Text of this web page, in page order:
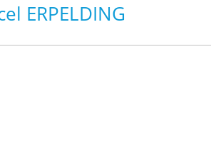
ERPELDING